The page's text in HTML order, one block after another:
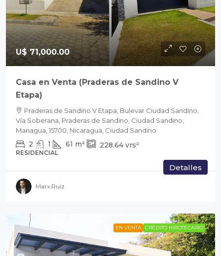
U$ 71,000.00
Casa en Venta (Praderas de Sandino V
Etapa)
Praderas de Sandino V Etapa, Bulevar Ciudad Sandino,
Vía Soberana, Praderas de Sandino, Ciudad Sandino,
Managua, 15700, Nicaragua, Ciudad Sandino
2 1 61 m² 228.64 vrs²
RESIDENCIAL
Detalles
Marx Ruiz
EN VENTA CRÉDITO HIPOTECARIO